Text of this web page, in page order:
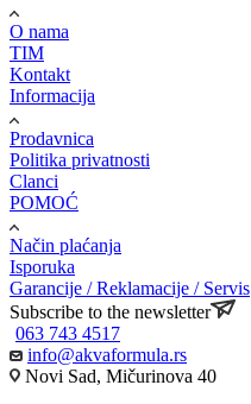
O nama
TIM
Kontakt
Informacija
Prodavnica
Politika privatnosti
Clanci
POMOĆ
Način plaćanja
Isporuka
Garancije / Reklamacije / Servis
Subscribe to the newsletter
063 743 4517
info@akvaformula.rs
Novi Sad, Mičurinova 40